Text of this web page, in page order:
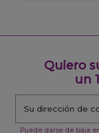
Quiero
un
Puede darse de baja